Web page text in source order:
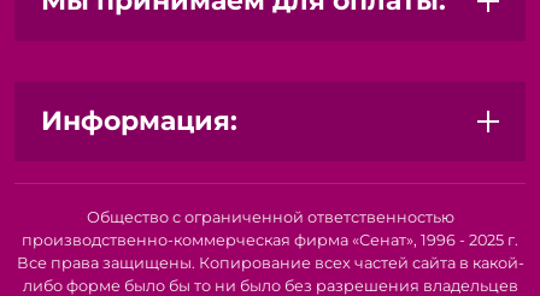
Информация:
Общество с ограниченной ответственностью
производственно-коммерческая фирма «Сенат», 1996 - 2025 г.
Все права защищены. Копирование всех частей сайта в какой-
либо форме было бы то ни было без разрешения владельцев